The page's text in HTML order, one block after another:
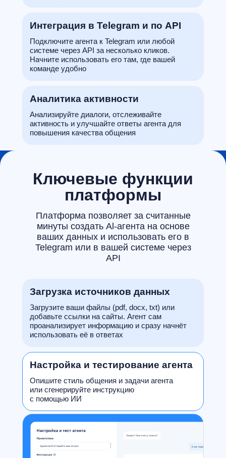
Анализируйте диалоги, отслеживайте
активность и улучшайте ответы агента для
повышения качества общения
Аналитика активности
Подключите агента к Telegram или любой
системе через API за несколько кликов.
Начните использовать его там, где вашей
команде удобно
Интеграция в Telegram и по API
Опишите стиль общения и задачи агента
или сгенерируйте инструкцию
с помощью ИИ
Настройка и тестирование агента
Загрузите ваши файлы (pdf, docx, txt) или
добавьте ссылки на сайты. Агент сам
проанализирует информацию и сразу начнёт
использовать её в ответах
Загрузка источников данных
Платформа позволяет за считанные
минуты создать Al-агента на основе
ваших данных и использовать его в
Telegram или в вашей системе через
АРІ
Ключевые функции
платформы